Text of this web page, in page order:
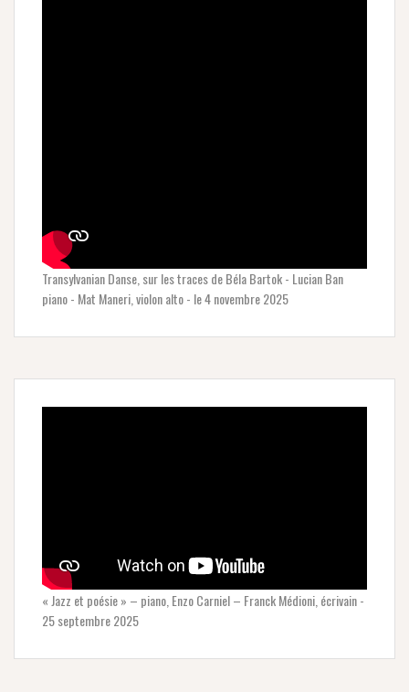
Transylvanian Danse, sur les traces de Béla Bartok - Lucian Ban
piano - Mat Maneri, violon alto - le 4 novembre 2025
« Jazz et poésie » – piano, Enzo Carniel – Franck Médioni, écrivain -
25 septembre 2025